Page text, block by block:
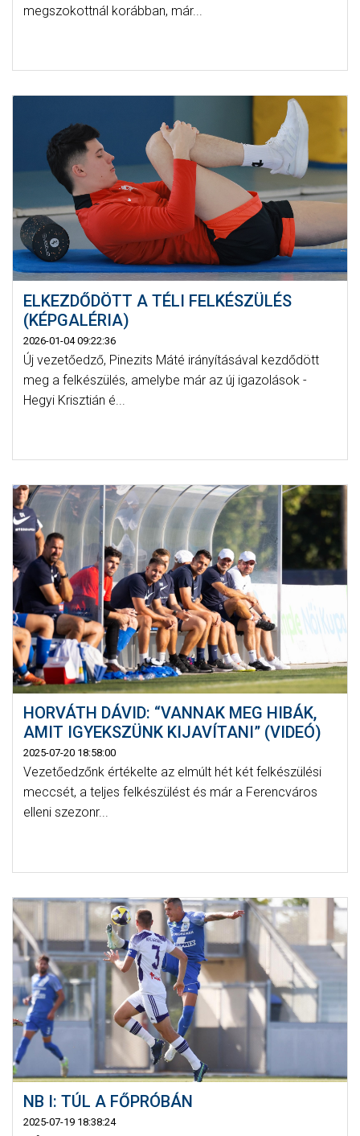
megszokottnál korábban, már...
ELKEZDŐDÖTT A TÉLI FELKÉSZÜLÉS
(KÉPGALÉRIA)
2026-01-04 09:22:36
Új vezetőedző, Pinezits Máté irányításával kezdődött
meg a felkészülés, amelybe már az új igazolások -
Hegyi Krisztián é...
HORVÁTH DÁVID: “VANNAK MEG HIBÁK,
AMIT IGYEKSZÜNK KIJAVÍTANI” (VIDEÓ)
2025-07-20 18:58:00
Vezetőedzőnk értékelte az elmúlt hét két felkészülési
meccsét, a teljes felkészülést és már a Ferencváros
elleni szezonr...
NB I: TÚL A FŐPRÓBÁN
2025-07-19 18:38:24